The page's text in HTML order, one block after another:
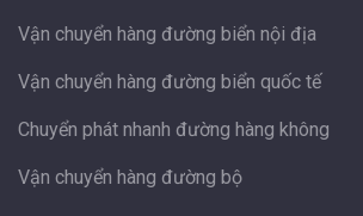
Vận chuyển hàng đường biển nội địa
Vận chuyển hàng đường biển quốc tế
Chuyển phát nhanh đường hàng không
Vận chuyển hàng đường bộ